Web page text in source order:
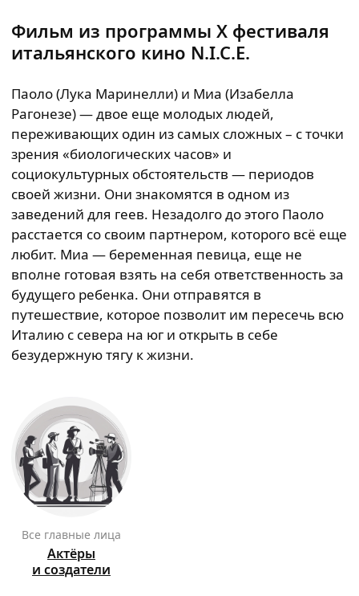
Фильм из программы X фестиваля
итальянского кино N.I.C.E.
Паоло (Лука Маринелли) и Миа (Изабелла
Рагонезе) — двое еще молодых людей,
переживающих один из самых сложных – с точки
зрения «биологических часов» и
социокультурных обстоятельств — периодов
своей жизни. Они знакомятся в одном из
заведений для геев. Незадолго до этого Паоло
расстается со своим партнером, которого всё еще
любит. Миа — беременная певица, еще не
вполне готовая взять на себя ответственность за
будущего ребенка. Они отправятся в
путешествие, которое позволит им пересечь всю
Италию с севера на юг и открыть в себе
безудержную тягу к жизни.
Все главные лица
Актёры
и создатели